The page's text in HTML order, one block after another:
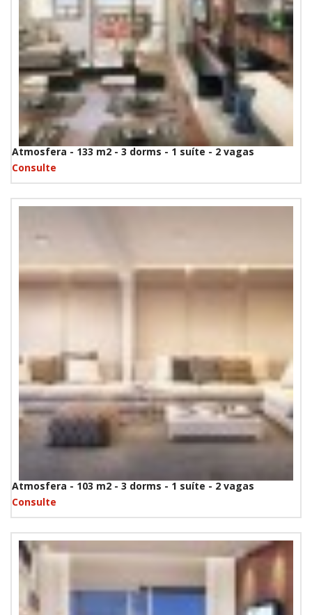
Atmosfera - 133 m2 - 3 dorms - 1 suíte - 2 vagas
Consulte
Atmosfera - 103 m2 - 3 dorms - 1 suíte - 2 vagas
Consulte